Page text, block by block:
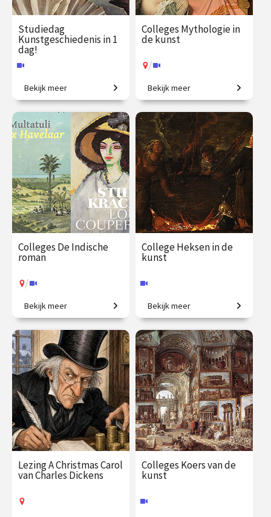
Studiedag
Kunstgeschiedenis in 1
dag!
Uitdagende expeditie van
Grieken tot moderne kunst.
€ 65.00
vanaf 13
aug.
Online
Bekijk meer
Colleges Mythologie in
de kunst
/
Griekse en Romeinse goden
bewijzen hun
onsterfelijkheid.
€ 345.00
vanaf 22
sep.
/ Op locatie of online
Bekijk meer
Colleges De Indische
roman
/
Koloniale erfenis in de
moderne Nederlandse
literatuur.
€ 195.00
vanaf 25
jan.
/ Op locatie of online
Bekijk meer
College Heksen in de
kunst
De zondebok op een bezem.
€ 35.00
vanaf 30
okt.
Online
Bekijk meer
Lezing A Christmas Carol
van Charles Dickens
Colleges Koers van de
kunst